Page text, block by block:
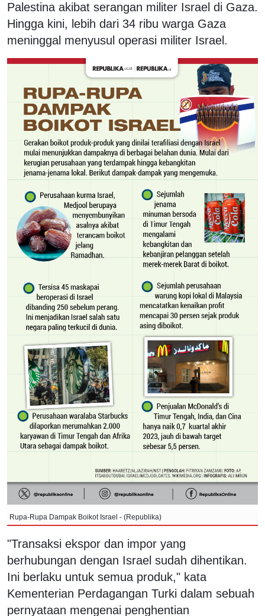
Palestina akibat serangan militer Israel di Gaza.
Hingga kini, lebih dari 34 ribu warga Gaza
meninggal menyusul operasi militer Israel.
Rupa-Rupa Dampak Boikot Israel - (Republika)
"Transaksi ekspor dan impor yang
berhubungan dengan Israel sudah dihentikan.
Ini berlaku untuk semua produk," kata
Kementerian Perdagangan Turki dalam sebuah
pernyataan mengenai penghentian